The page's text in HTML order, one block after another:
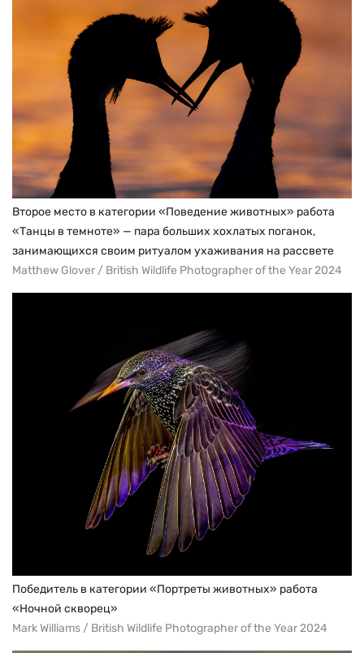
Второе место в категории «Поведение животных» работа
«Танцы в темноте» — пара больших хохлатых поганок,
занимающихся своим ритуалом ухаживания на рассвете
Matthew Glover / British Wildlife Photographer of the Year 2024
Победитель в категории «Портреты животных» работа
«Ночной скворец»
Mark Williams / British Wildlife Photographer of the Year 2024